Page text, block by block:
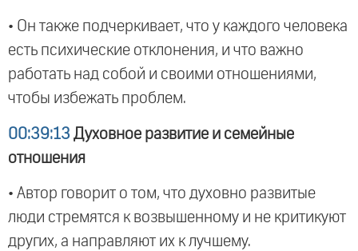
• Он также подчеркивает, что у каждого человека
есть психические отклонения, и что важно
работать над собой и своими отношениями,
чтобы избежать проблем.
00:39:13 Духовное развитие и семейные
отношения
• Автор говорит о том, что духовно развитые
люди стремятся к возвышенному и не критикуют
других, а направляют их к лучшему.